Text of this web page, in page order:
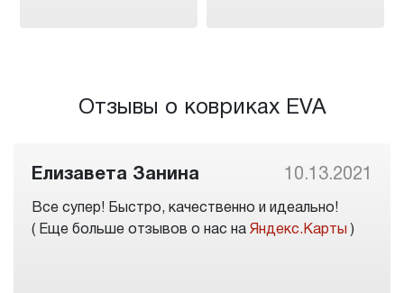
Отзывы о ковриках EVA
Елизавета Занина 10.13.2021
Все супер! Быстро, качественно и идеально!
( Еще больше отзывов о нас на Яндекс.Карты )